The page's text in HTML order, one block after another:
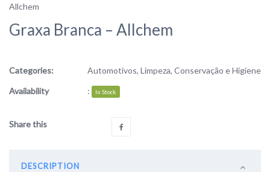
Allchem
Graxa Branca – Allchem
Categories: Automotivos, Limpeza, Conservação e Higiene
Availability
: In Stock
Share this
DESCRIPTION